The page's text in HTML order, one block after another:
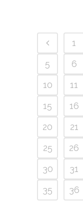
1
5
6
10
11
15
16
20
21
25
26
30
31
35
36